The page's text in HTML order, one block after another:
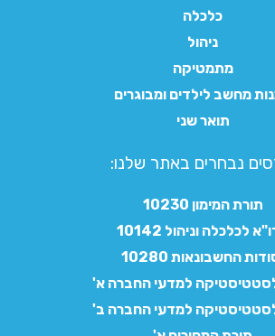
כלכלה
ניהול
מתמטיקה
מחשב לילדים ומבוגרים
תואר שני
נבחרים באתר שלנו:​
תורת המימון 10230
לכלכלה וניהול 10142
החשבונאות 10280
למדעי החברה א'
למדעי החברה ב'